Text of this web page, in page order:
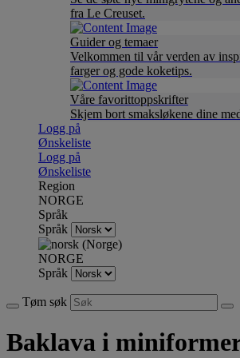
fra Le Creuset.
Guider og temaer
Velkommen til vår verden av
farger og gode koketips.
Våre favorittoppskrifter
Skjem bort smaksløkene dine
Logg på
Ønskeliste
Logg på
Ønskeliste
Region
NORGE
Språk
Språk
NORGE
Språk
Tøm søk
Baklava i